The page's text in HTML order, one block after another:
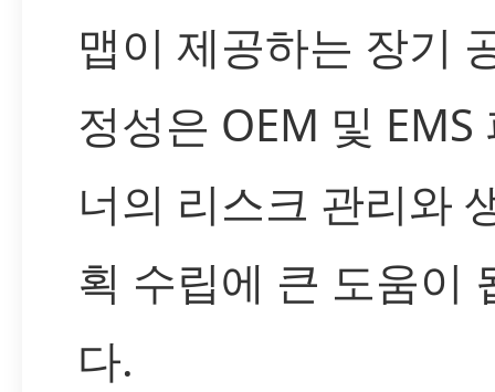
맵이 제공하는 장기
정성은 OEM 및 EMS
너의 리스크 관리와
획 수립에 큰 도움이
다.